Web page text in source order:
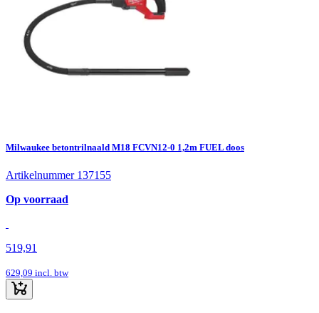
Milwaukee betontrilnaald M18 FCVN12-0 1,2m FUEL doos
Artikelnummer 137155
Op voorraad
519,91
629,09 incl. btw